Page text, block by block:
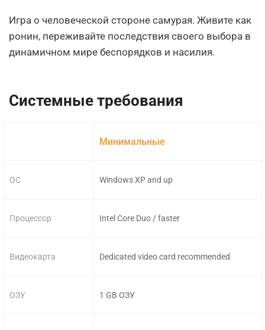
Игра о человеческой стороне самурая. Живите как
ронин, переживайте последствия своего выбора в
динамичном мире беспорядков и насилия.
Системные требования
ОС
Процессор
Видеокарта
ОЗУ
Минимальные
Windows XP and up
Intel Core Duo / faster
Dedicated video card recommended
1 GB ОЗУ